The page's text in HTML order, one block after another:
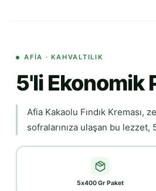
AFIA · KAHVALTILIK
5'li Ekonomik
Afia Kakaolu Fındık Kreması,
sofralarınıza ulaşan bu
5x400 Gr Paket